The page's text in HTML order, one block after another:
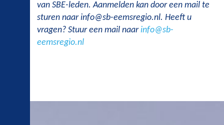
van SBE-leden. Aanmelden kan door een mail te
sturen naar info@sb-eemsregio.nl. Heeft u
vragen? Stuur een mail naarinfo@sb-
eemsregio.nl